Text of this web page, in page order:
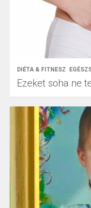
DIÉTA & FITNESZ
Ezeket soha ne